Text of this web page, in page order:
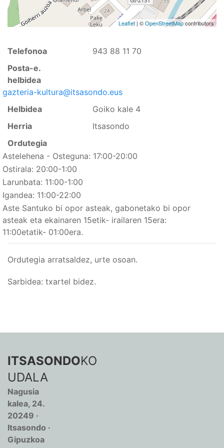
Leaflet | ©OpenStreetMapcontributors
Telefonoa
943 88 11 70
Posta-e.
helbidea
gazteria-kultura@itsasondo.eus
Helbidea
Goiko kale 4
Herria
Itsasondo
Ordutegia
Astelehena - Osteguna: 17:00-20:00
Ostirala: 20:00-1:00
Larunbata: 11:00-1:00
Igandea: 11:00-22:00
Aste Santuko bi opor asteak, gabonetako bi opor
asteak eta ekainaren 15etik- irailaren 15era:
11:00etatik- 01:00era.
Ordutegia arratsaldez, urte osoan.
Sarbidea: txartel bidez.
ITSASONDOKO
UDALA
Nagusia
kalea, 24.
20249 ·
Itsasondo ·
Gipuzkoa